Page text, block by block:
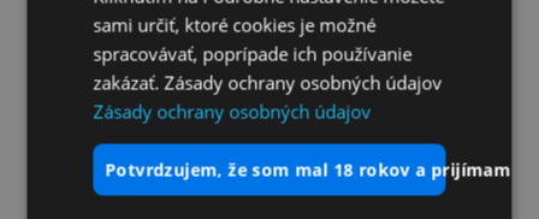
sami určiť, ktoré cookies je možné
spracovávať, poprípade ich používanie
zakázať. Zásady ochrany osobných údajov
Zásady ochrany osobných údajov
potvrdzujem, že som mal 18 rokov a prijímam